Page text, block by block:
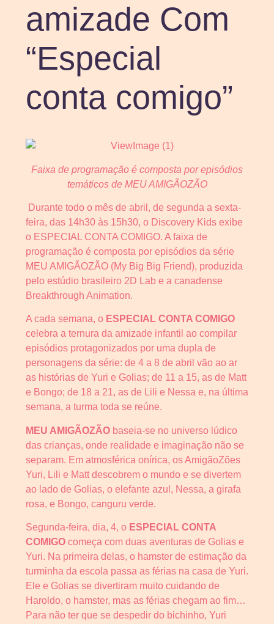
amizade Com
“Especial
conta comigo”
Faixa de programação é composta por episódios
temáticos de MEU AMIGÃOZÃO
Durante todo o mês de abril, de segunda a sexta-
feira, das 14h30 às 15h30, o Discovery Kids exibe
o ESPECIAL CONTA COMIGO. A faixa de
programação é composta por episódios da série
MEU AMIGÃOZÃO (My Big Big Friend), produzida
pelo estúdio brasileiro 2D Lab e a canadense
Breakthrough Animation.
A cada semana, o ESPECIAL CONTA COMIGO
celebra a ternura da amizade infantil ao compilar
episódios protagonizados por uma dupla de
personagens da série: de 4 a 8 de abril vão ao ar
as histórias de Yuri e Golias; de 11 a 15, as de Matt
e Bongo; de 18 a 21, as de Lili e Nessa e, na última
semana, a turma toda se reúne.
MEU AMIGÃOZÃO baseia-se no universo lúdico
das crianças, onde realidade e imaginação não se
separam. Em atmosférica onírica, os AmigãoZões
Yuri, Lili e Matt descobrem o mundo e se divertem
ao lado de Golias, o elefante azul, Nessa, a girafa
rosa, e Bongo, canguru verde.
Segunda-feira, dia, 4, o ESPECIAL CONTA
COMIGO começa com duas aventuras de Golias e
Yuri. Na primeira delas, o hamster de estimação da
turminha da escola passa as férias na casa de Yuri.
Ele e Golias se divertiram muito cuidando de
Haroldo, o hamster, mas as férias chegam ao fim…
Para não ter que se despedir do bichinho, Yuri